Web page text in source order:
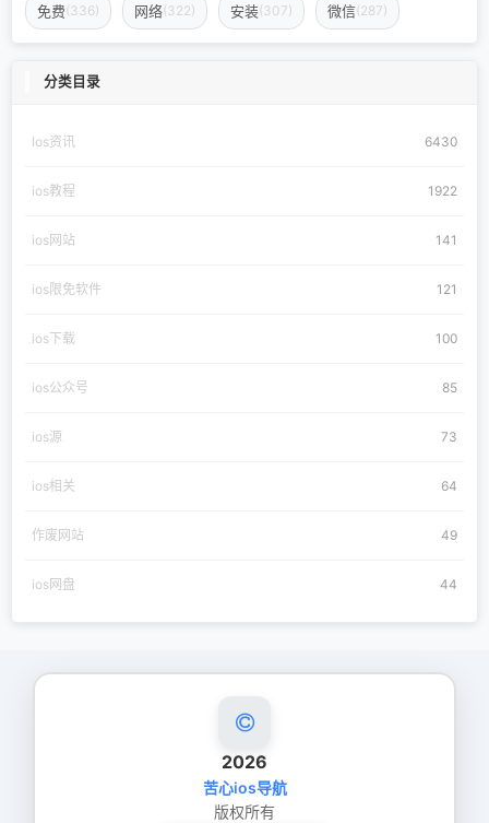
免费(336) 网络(322) 安装(307) 微信(287)
分类目录
Ios资讯 6430
ios教程 1922
ios网站 141
ios限免软件 121
ios下载 100
ios公众号 85
ios源 73
ios相关 64
作废网站 49
ios网盘 44
2026
苦心ios导航
版权所有